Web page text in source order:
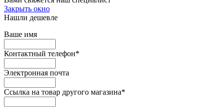
Закрыть окно
Нашли дешевле
Ваше имя
Контактный телефон*
Электронная почта
Ссылка на товар другого магазина*